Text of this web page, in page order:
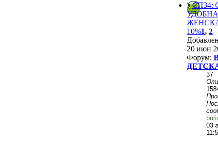
СП34:
10%1, 2
20 июн
Форум:
37
03